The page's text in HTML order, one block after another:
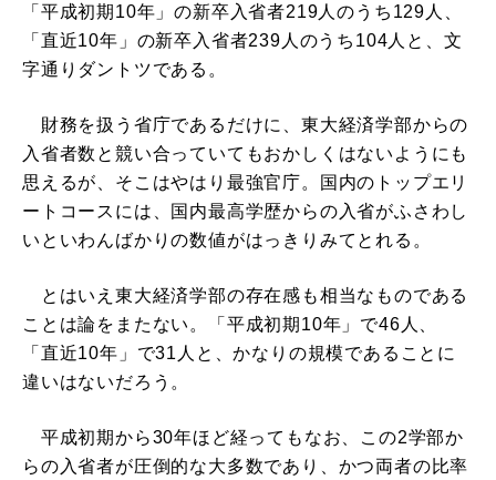
「平成初期10年」の新卒入省者219人のうち129人、
「直近10年」の新卒入省者239人のうち104人と、文
字通りダントツである。
財務を扱う省庁であるだけに、東大経済学部からの
入省者数と競い合っていてもおかしくはないようにも
思えるが、そこはやはり最強官庁。国内のトップエリ
ートコースには、国内最高学歴からの入省がふさわし
いといわんばかりの数値がはっきりみてとれる。
とはいえ東大経済学部の存在感も相当なものである
ことは論をまたない。「平成初期10年」で46人、
「直近10年」で31人と、かなりの規模であることに
違いはないだろう。
平成初期から30年ほど経ってもなお、この2学部か
らの入省者が圧倒的な大多数であり、かつ両者の比率